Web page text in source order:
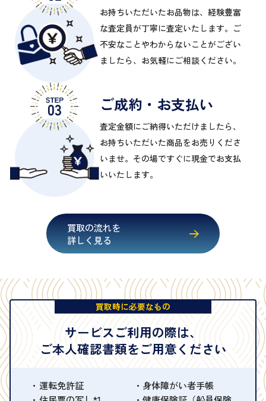
お持ちいただいたお品物は、経験豊富
な査定員が丁寧に査定いたします。ご
不安なことやわからないことがござい
ましたら、お気軽にご相談ください。
ご成約・お支払い
査定金額にご納得いただけましたら、
お持ちいただいた商品をお売りくださ
いませ。その場ですぐに現金でお支払
いいたします。
買取の流れを
詳しく見る
買取時に必要なもの
サービスご利用の際は、
ご本人確認書類をご用意ください
運転免許証
身体障がい者手帳